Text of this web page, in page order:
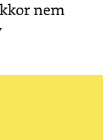
nem